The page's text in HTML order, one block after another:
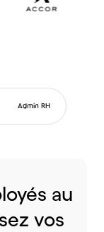
Admin RH
au
vos